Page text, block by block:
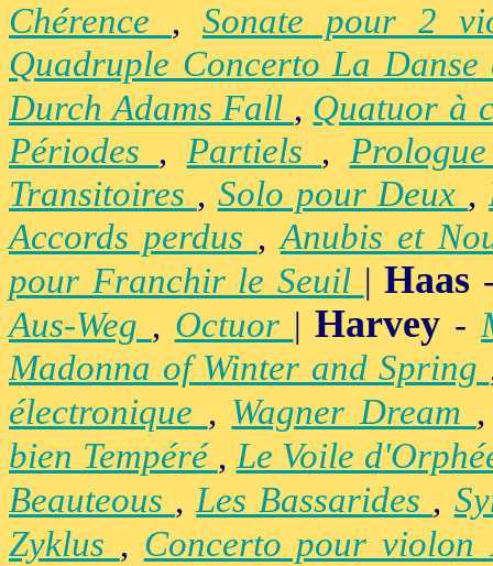
Chérence , Sonate pour 2
Quadruple Concerto La
Durch Adams Fall , Quatuor à
Périodes , Partiels ,
Transitoires , Solo pour Deux ,
Accords perdus ,Anubis et
pour Franchir le Seuil |Haas
Aus-Weg , Octuor |Harvey -
Madonna of Winter and Spring
électronique , Wagner Dream
bien Tempéré ,Le Voile
Beauteous ,Les Bassarides ,
Zyklus , Concerto pour